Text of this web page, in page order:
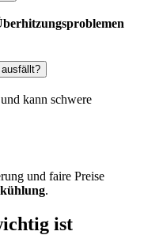
kann schwere
und faire Preise
.
ist